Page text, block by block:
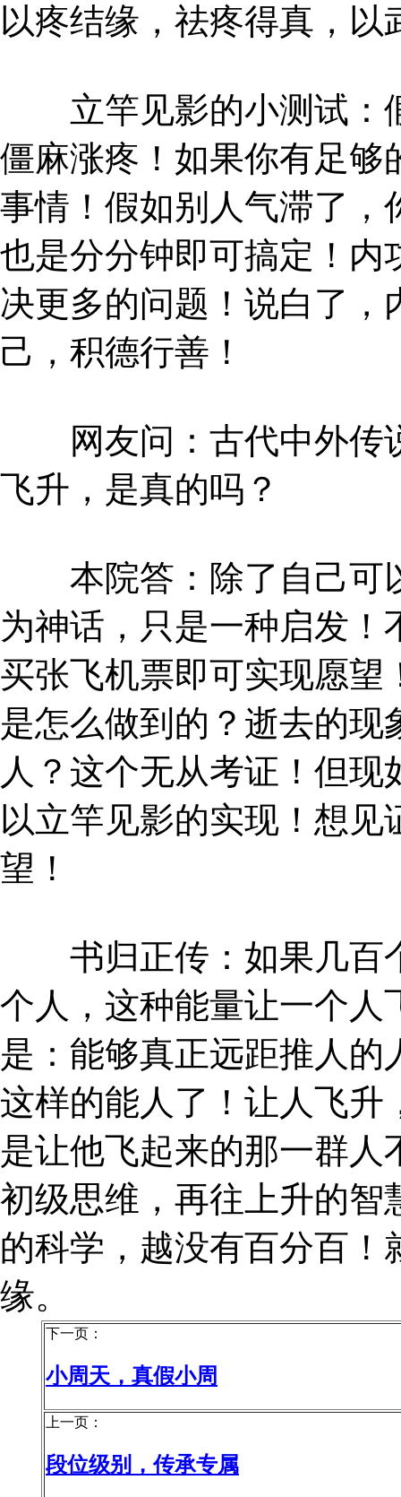
以疼结缘，祛疼得真，
立竿见影的小测试：
僵麻涨疼！如果你有足够
事情！假如别人气滞了，
也是分分钟即可搞定！内
决更多的问题！说白了
己，积德行善！
网友问：古代中外传
飞升，是真的吗？
本院答：除了自己可
为神话，只是一种启发
买张飞机票即可实现愿望
是怎么做到的？逝去的
人？这个无从考证！但
以立竿见影的实现！想
望！
书归正传：如果几百
个人，这种能量让一个人
是：能够真正远距推人
这样的能人了！让人飞升
是让他飞起来的那一群
初级思维，再往上升的智
的科学，越没有百分百
缘。
下一页：
小周天，真假小周
上一页：
段位级别，传承专属